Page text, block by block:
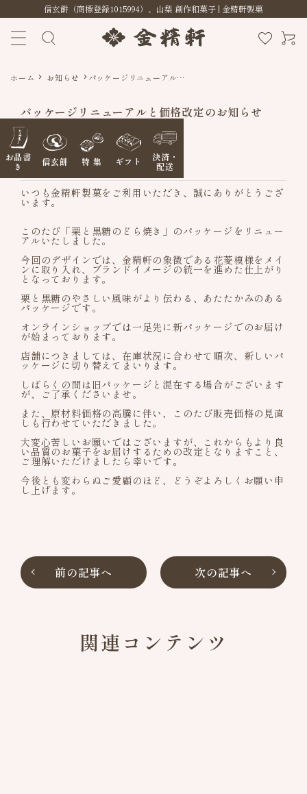
信玄餅（商標登録1015994）、山梨 創作和菓子 | 金精軒製菓
お品書
き
信玄餅 特 集 ギフト
決済・
配送
信玄餅
季節の特集
お品書き
詰め合わせギフト
よみもの
特定商取引法に基づく表記
ホーム お知らせ
パッケージリニューアルと
パッケージリニューアルと価格改定のお知らせ
2025.11.21
お知らせ
いつも金精軒製菓をご利用いただき、誠にありがとうござ
います。
このたび「栗と黒糖のどら焼き」のパッケージをリニュー
アルいたしました。
今回のデザインでは、金精軒の象徴である花菱模様をメイ
ンに取り入れ、ブランドイメージの統一を進めた仕上がり
となっております。
栗と黒糖のやさしい風味がより伝わる、あたたかみのある
パッケージです。
オンラインショップでは一足先に新パッケージでのお届け
が始まっております。
店舗につきましては、在庫状況に合わせて順次、新しいパ
ッケージに切り替えてまいります。
しばらくの間は旧パッケージと混在する場合がございます
が、ご了承くださいませ。
また、原材料価格の高騰に伴い、このたび販売価格の見直
しも行わせていただきました。
大変心苦しいお願いではございますが、これからもより良
い品質のお菓子をお届けするための改定となりますこと、
ご理解いただけましたら幸いです。
今後とも変わらぬご愛顧のほど、どうぞよろしくお願い申
し上げます。
前の記事へ 次の記事へ
関連コンテンツ